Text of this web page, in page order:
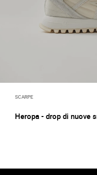
SCARPE
Heropa - drop di nuove